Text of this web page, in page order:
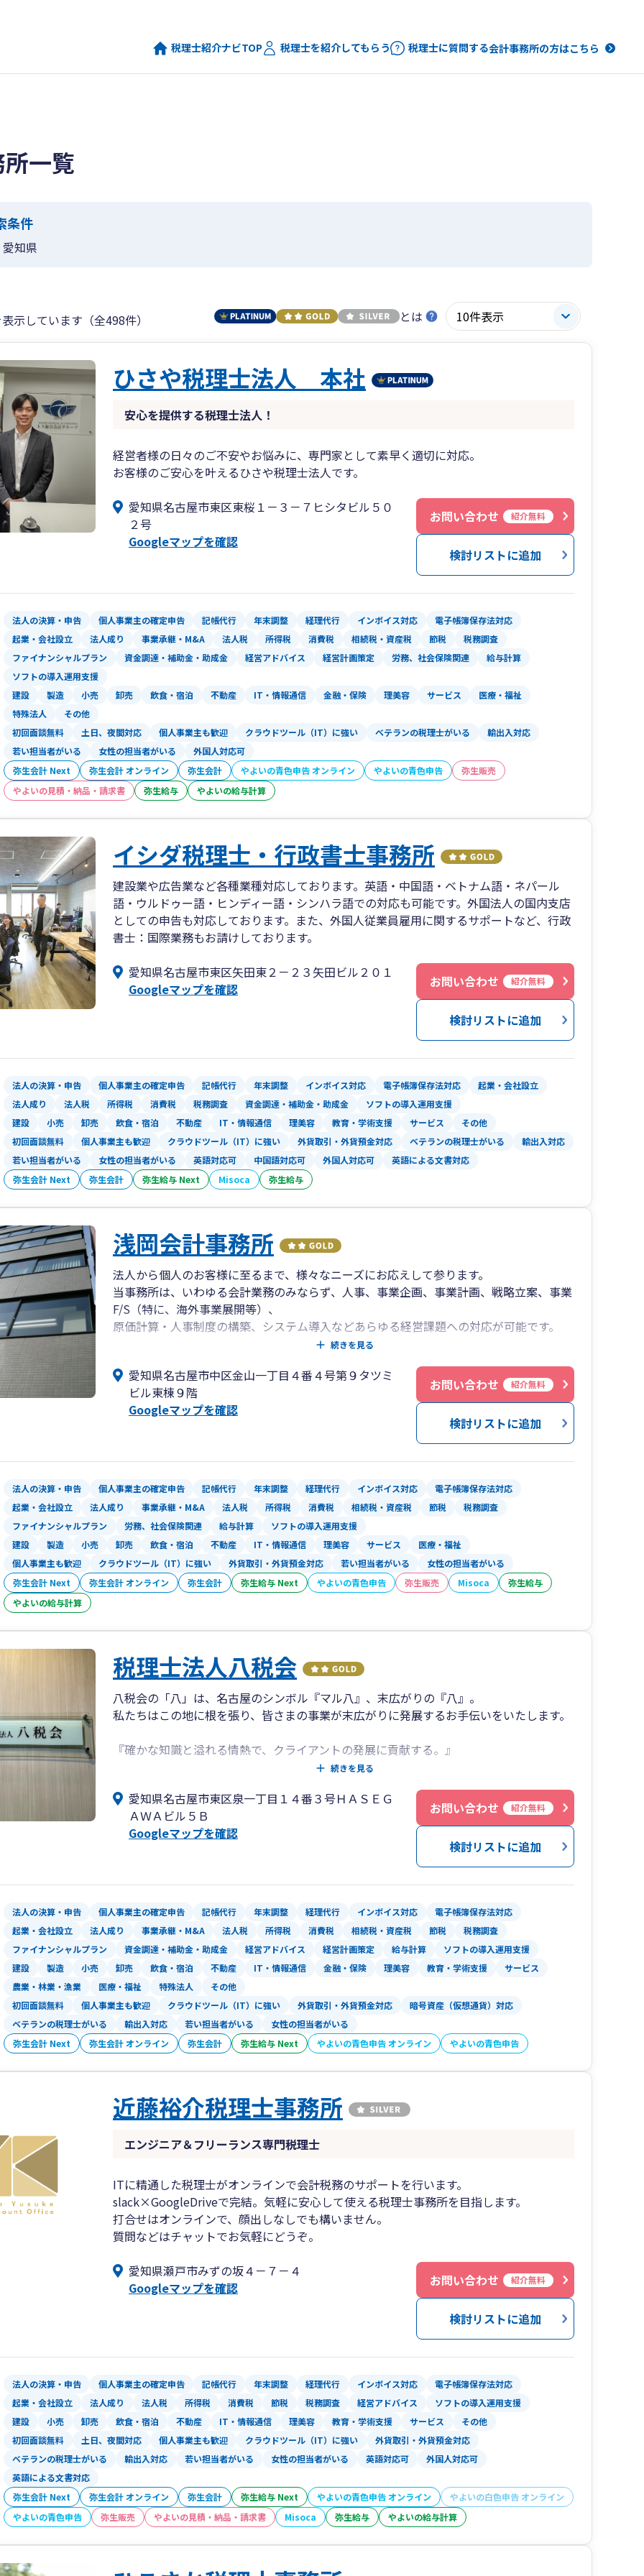
税理士紹介ナビTOP 税理士を紹介してもらう 税理士に質問する会計事務所の方はこちら
一覧
条件
愛知県
示しています（全498件） とは
ひさや税理士法人 本社
安心を提供する税理士法人！
経営者様の日々のご不安やお悩みに、専門家として素早く適切に対応。
お客様のご安心を叶えるひさや税理士法人です。
愛知県名古屋市東区東桜１－３－７ヒシタビル５０
２号
Googleマップを確認
お問い合わせ 紹介無料
検討リストに追加
法人の決算・申告 個人事業主の確定申告 記帳代行 年末調整 経理代行 インボイス対応
電子帳簿保存法対応
起業・会社設立
法人成り 事業承継・M&A 法人税 所得税 消費税 相続税・資産税 節税
税務調査
ファイナンシャルプラン
資金調達・補助金・助成金 経営アドバイス 経営計画策定 労務、社会保険関連
給与計算
ソフトの導入運用支援
建設
製造 小売 卸売 飲食・宿泊 不動産 IT・情報通信 金融・保険 理美容 サービス
医療・福祉
特殊法人
その他
初回面談無料
土日、夜間対応 個人事業主も歓迎 クラウドツール（IT）に強い ベテランの税理士がいる
輸出入対応
若い担当者がいる
女性の担当者がいる
外国人対応可
弥生会計 Next
弥生会計 オンライン 弥生会計 やよいの青色申告 オンライン やよいの青色申告
弥生販売
やよいの見積・納品・請求書
弥生給与 やよいの給与計算
イシダ税理士・行政書士事務所
建設業や広告業など各種業種対応しております。英語・中国語・ベトナム語・ネパール
語・ウルドゥー語・ヒンディー語・シンハラ語での対応も可能です。外国法人の国内支店
としての申告も対応しております。また、外国人従業員雇用に関するサポートなど、行政
書士：国際業務もお請けしております。
愛知県名古屋市東区矢田東２－２３矢田ビル２０１
Googleマップを確認
お問い合わせ 紹介無料
検討リストに追加
法人の決算・申告 個人事業主の確定申告 記帳代行 年末調整 インボイス対応 電子帳簿保存法対応
起業・会社設立
法人成り
法人税 所得税 消費税 税務調査 資金調達・補助金・助成金
ソフトの導入運用支援
建設
小売 卸売 飲食・宿泊 不動産 IT・情報通信 理美容 教育・学術支援 サービス
その他
初回面談無料
個人事業主も歓迎 クラウドツール（IT）に強い 外貨取引・外貨預金対応 ベテランの税理士がいる
輸出入対応
若い担当者がいる
女性の担当者がいる 英語対応可 中国語対応可 外国人対応可
英語による文書対応
弥生会計 Next
弥生会計 弥生給与 Next Misoca 弥生給与
浅岡会計事務所
法人から個人のお客様に至るまで、様々なニーズにお応えして参ります。
当事務所は、いわゆる会計業務のみならず、人事、事業企画、事業計画、戦略立案、事業
F/S（特に、海外事業展開等）、
原価計算・人事制度の構築、システム導入などあらゆる経営課題への対応が可能です。
某大手メーカーで十数年間にわたり人事、事業企画・調達部門を担当して築いたノウハ
続きを見る
愛知県名古屋市中区金山一丁目４番４号第９タツミ
ビル東棟９階
Googleマップを確認
お問い合わせ 紹介無料
検討リストに追加
法人の決算・申告 個人事業主の確定申告 記帳代行 年末調整 経理代行 インボイス対応
電子帳簿保存法対応
起業・会社設立
法人成り 事業承継・M&A 法人税 所得税 消費税 相続税・資産税 節税
税務調査
ファイナンシャルプラン
労務、社会保険関連 給与計算
ソフトの導入運用支援
建設
製造 小売 卸売 飲食・宿泊 不動産 IT・情報通信 理美容 サービス
医療・福祉
個人事業主も歓迎
クラウドツール（IT）に強い 外貨取引・外貨預金対応 若い担当者がいる
女性の担当者がいる
弥生会計 Next
弥生会計 オンライン 弥生会計 弥生給与 Next やよいの青色申告 弥生販売 Misoca
弥生給与
やよいの給与計算
税理士法人八税会
八税会の「八」は、名古屋のシンボル『マル八』、末広がりの『八』。
私たちはこの地に根を張り、皆さまの事業が末広がりに発展するお手伝いをいたします。
『確かな知識と溢れる情熱で、クライアントの発展に貢献する。』
税務の専門家としてのプライドを秘め、クライアントの発展に情熱をもって取り組むため
トに臨みます。そして、クライアントの経営状態に応じて経営資源を適切に配分し、より
効率的な会社経営ができるよう、八税会は税務の専門家集団としてお手伝いをさせていた
だきます。
続きを見る
愛知県名古屋市東区泉一丁目１４番３号ＨＡＳＥＧ
ＡＷＡビル５Ｂ
Googleマップを確認
お問い合わせ 紹介無料
検討リストに追加
法人の決算・申告 個人事業主の確定申告 記帳代行 年末調整 経理代行 インボイス対応
電子帳簿保存法対応
起業・会社設立
法人成り 事業承継・M&A 法人税 所得税 消費税 相続税・資産税 節税
税務調査
ファイナンシャルプラン
資金調達・補助金・助成金 経営アドバイス 経営計画策定 給与計算
ソフトの導入運用支援
建設
製造 小売 卸売 飲食・宿泊 不動産 IT・情報通信 金融・保険 理美容 教育・学術支援
サービス
農業・林業・漁業
医療・福祉 特殊法人
その他
初回面談無料
個人事業主も歓迎 クラウドツール（IT）に強い 外貨取引・外貨預金対応
暗号資産（仮想通貨）対応
ベテランの税理士がいる
輸出入対応 若い担当者がいる
女性の担当者がいる
弥生会計 Next
弥生会計 オンライン 弥生会計 弥生給与 Next やよいの青色申告 オンライン やよいの青色申告
近藤裕介税理士事務所
エンジニア＆フリーランス専門税理士
ITに精通した税理士がオンラインで会計税務のサポートを行います。
slack×GoogleDriveで完結。気軽に安心して使える税理士事務所を目指します。
打合せはオンラインで、顔出しなしでも構いません。
質問などはチャットでお気軽にどうぞ。
愛知県瀬戸市みずの坂４－７－４
Googleマップを確認
お問い合わせ 紹介無料
検討リストに追加
法人の決算・申告 個人事業主の確定申告 記帳代行 年末調整 経理代行 インボイス対応
電子帳簿保存法対応
起業・会社設立
法人成り 法人税 所得税 消費税 節税 税務調査 経営アドバイス
ソフトの導入運用支援
建設
小売 卸売 飲食・宿泊 不動産 IT・情報通信 理美容 教育・学術支援 サービス
その他
初回面談無料
土日、夜間対応 個人事業主も歓迎 クラウドツール（IT）に強い
外貨取引・外貨預金対応
ベテランの税理士がいる
輸出入対応 若い担当者がいる 女性の担当者がいる 英語対応可
外国人対応可
英語による文書対応
弥生会計 Next
弥生会計 オンライン 弥生会計 弥生給与 Next やよいの青色申告 オンライン
やよいの白色申告 オンライン
やよいの青色申告
弥生販売 やよいの見積・納品・請求書 Misoca 弥生給与 やよいの給与計算